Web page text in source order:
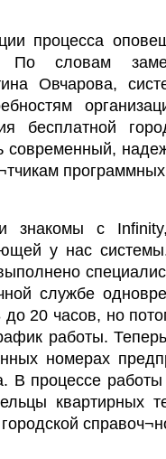
процесса
По словам
Овчарова,
бесплатной
современный,
знакомы с
у нас
службе
20 часов, но
работы.
номерах
процессе
квартирных